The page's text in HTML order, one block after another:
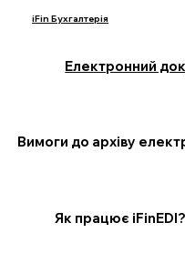
iFin Бухгалтерія
Електронний
Вимоги до архіву
Як працює iFinEDI?